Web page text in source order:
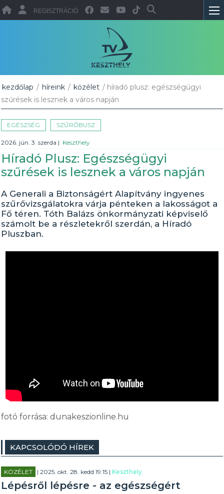
REGISZTRÁCIÓ
kezdőlap / híreink / közélet / híradó plusz: egészségügyi
szűrések is lesznek a város napján
EGÉSZSÉG SZŰRŐBUSZ
2026. jún. 3. szerda | Keszthely
Híradó Plusz: Egészségügyi
szűrések is lesznek a város napján
A Generali a Biztonságért Alapítvány ingyenes
szűrővizsgálatokra várja pénteken a lakosságot a
Fő téren. Tóth Balázs önkormányzati képviselő
számolt be a részletekről szerdán, a Híradó
Pluszban.
fotó forrása: dunakeszionline.hu
KAPCSOLÓDÓ HÍREK
KÖZÉLET | 2025. okt. 28. kedd 19:15 |Keszthely
Lépésről lépésre - az egészségért